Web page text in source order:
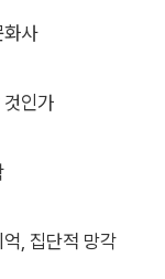
사
인가
, 집단적 망각